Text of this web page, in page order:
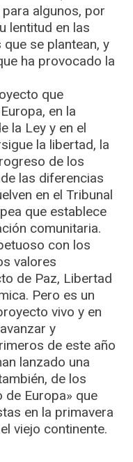
algunos, por
lentitud en las
se plantean, y
ha provocado la
que
en la
la Ley y en el
la libertad, la
de los
las diferencias
en el Tribunal
que establece
comunitaria.
con los
valores
de Paz, Libertad
Pero es un
vivo y en
y
de este año
lanzado una
de los
de Europa» que
en la primavera
viejo continente.